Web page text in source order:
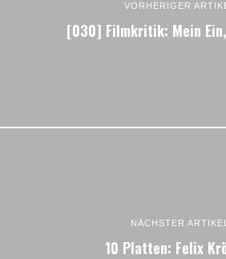
VORHERIGER
[030] Filmkritik: Mein
NÄCHSTER ARTIKEL
10 Platten: Felix